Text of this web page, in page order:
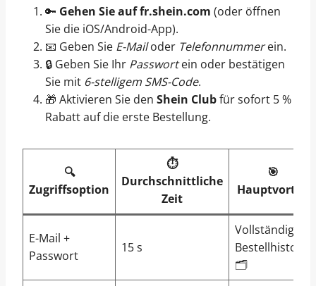
🔑 Gehen Sie auf fr.shein.com (oder öffnen
Sie die iOS/Android-App).
📧 Geben Sie E-Mailoder Telefonnummerein.
🔒 Geben Sie Ihr Passwortein oder bestätigen
Sie mit 6-stelligem SMS-Code.
🎁 Aktivieren Sie den Shein Clubfür sofort 5 %
Rabatt auf die erste Bestellung.
🔍
Zugriffsoption
⏱️
Durchschnittliche
Zeit
🎯
Hauptvorteil
E-Mail +
Passwort
15 s
Vollständige
Bestellhistorie
🗂️